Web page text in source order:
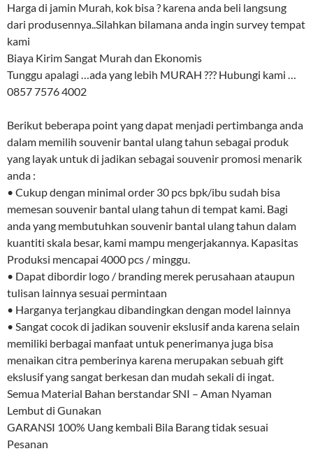
Harga di jamin Murah, kok bisa ? karena anda beli langsung
dari produsennya..Silahkan bilamana anda ingin survey tempat
kami
Biaya Kirim Sangat Murah dan Ekonomis
Tunggu apalagi …ada yang lebih MURAH ??? Hubungi kami …
0857 7576 4002
Berikut beberapa point yang dapat menjadi pertimbanga anda
dalam memilih souvenir bantal ulang tahun sebagai produk
yang layak untuk di jadikan sebagai souvenir promosi menarik
anda :
• Cukup dengan minimal order 30 pcs bpk/ibu sudah bisa
memesan souvenir bantal ulang tahun di tempat kami. Bagi
anda yang membutuhkan souvenir bantal ulang tahun dalam
kuantiti skala besar, kami mampu mengerjakannya. Kapasitas
Produksi mencapai 4000 pcs / minggu.
• Dapat dibordir logo / branding merek perusahaan ataupun
tulisan lainnya sesuai permintaan
• Harganya terjangkau dibandingkan dengan model lainnya
• Sangat cocok di jadikan souvenir ekslusif anda karena selain
memiliki berbagai manfaat untuk penerimanya juga bisa
menaikan citra pemberinya karena merupakan sebuah gift
ekslusif yang sangat berkesan dan mudah sekali di ingat.
Semua Material Bahan berstandar SNI – Aman Nyaman
Lembut di Gunakan
GARANSI 100% Uang kembali Bila Barang tidak sesuai
Pesanan